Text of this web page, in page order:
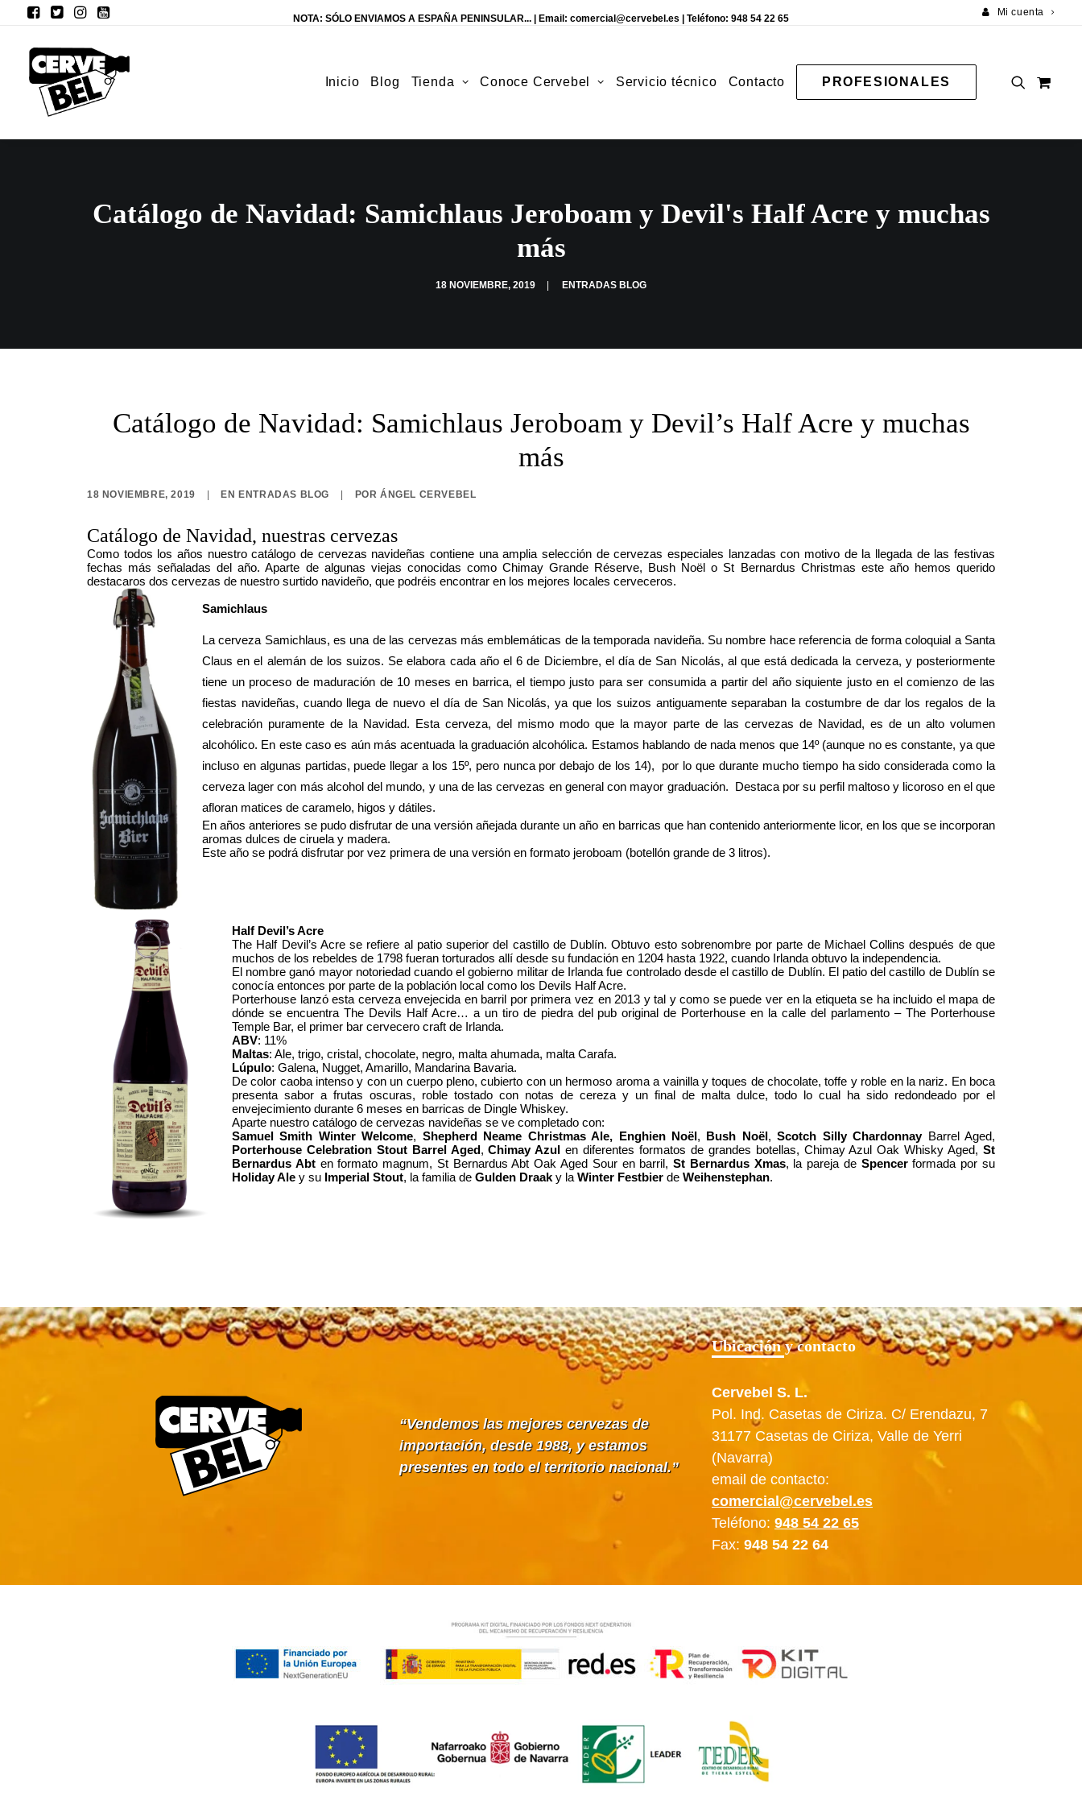
NOTA: SÓLO ENVIAMOS A ESPAÑA PENINSULAR... | Email: comercial@cervebel.es | Teléfono: 948 54 22 65
Mi cuenta
Inicio Blog Tienda Conoce Cervebel Servicio técnico Contacto PROFESIONALES
Catálogo de Navidad: Samichlaus Jeroboam y Devil's Half Acre y muchas
más
18 NOVIEMBRE, 2019 ENTRADAS BLOG
Catálogo de Navidad: Samichlaus Jeroboam y Devil’s Half Acre y muchas
más
18 NOVIEMBRE, 2019 EN ENTRADAS BLOG PORÁNGEL CERVEBEL
Catálogo de Navidad, nuestras cervezas
Como todos los años nuestro catálogo de cervezas navideñas contiene una amplia selección de cervezas especiales lanzadas con motivo de la llegada de las festivas
fechas más señaladas del año. Aparte de algunas viejas conocidas como Chimay Grande Réserve, Bush Noël o St Bernardus Christmas este año hemos querido
destacaros dos cervezas de nuestro surtido navideño, que podréis encontrar en los mejores locales cerveceros.
Samichlaus
La cerveza Samichlaus, es una de las cervezas más emblemáticas de la temporada navideña. Su nombre hace referencia de forma coloquial a Santa
Claus en el alemán de los suizos. Se elabora cada año el 6 de Diciembre, el día de San Nicolás, al que está dedicada la cerveza, y posteriormente
tiene un proceso de maduración de 10 meses en barrica, el tiempo justo para ser consumida a partir del año siquiente justo en el comienzo de las
fiestas navideñas, cuando llega de nuevo el día de San Nicolás, ya que los suizos antiguamente separaban la costumbre de dar los regalos de la
celebración puramente de la Navidad. Esta cerveza, del mismo modo que la mayor parte de las cervezas de Navidad, es de un alto volumen
alcohólico. En este caso es aún más acentuada la graduación alcohólica. Estamos hablando de nada menos que 14º (aunque no es constante, ya que
incluso en algunas partidas, puede llegar a los 15º, pero nunca por debajo de los 14), por lo que durante mucho tiempo ha sido considerada como la
cerveza lager con más alcohol del mundo, y una de las cervezas en general con mayor graduación. Destaca por su perfil maltoso y licoroso en el que
afloran matices de caramelo, higos y dátiles.
En años anteriores se pudo disfrutar de una versión añejada durante un año en barricas que han contenido anteriormente licor, en los que se incorporan
aromas dulces de ciruela y madera.
Este año se podrá disfrutar por vez primera de una versión en formato jeroboam (botellón grande de 3 litros).
Half Devil’s Acre
The Half Devil’s Acre se refiere al patio superior del castillo de Dublín. Obtuvo esto sobrenombre por parte de Michael Collins después de que
muchos de los rebeldes de 1798 fueran torturados allí desde su fundación en 1204 hasta 1922, cuando Irlanda obtuvo la independencia.
El nombre ganó mayor notoriedad cuando el gobierno militar de Irlanda fue controlado desde el castillo de Dublín. El patio del castillo de Dublín se
conocía entonces por parte de la población local como los Devils Half Acre.
Porterhouse lanzó esta cerveza envejecida en barril por primera vez en 2013 y tal y como se puede ver en la etiqueta se ha incluido el mapa de
dónde se encuentra The Devils Half Acre… a un tiro de piedra del pub original de Porterhouse en la calle del parlamento – The Porterhouse
Temple Bar, el primer bar cervecero craft de Irlanda.
ABV: 11%
Maltas: Ale, trigo, cristal, chocolate, negro, malta ahumada, malta Carafa.
Lúpulo: Galena, Nugget, Amarillo, Mandarina Bavaria.
De color caoba intenso y con un cuerpo pleno, cubierto con un hermoso aroma a vainilla y toques de chocolate, toffe y roble en la nariz. En boca
presenta sabor a frutas oscuras, roble tostado con notas de cereza y un final de malta dulce, todo lo cual ha sido redondeado por el
envejecimiento durante 6 meses en barricas de Dingle Whiskey.
Aparte nuestro catálogo de cervezas navideñas se ve completado con:
Samuel Smith Winter Welcome, Shepherd Neame Christmas Ale, Enghien Noël, Bush Noël,Scotch Silly ChardonnayBarrel Aged,
Porterhouse Celebration Stout Barrel Aged,Chimay Azul en diferentes formatos de grandes botellas, Chimay Azul Oak Whisky Aged,St
Bernardus Abt en formato magnum, St Bernardus Abt Oak Aged Sour en barril,St Bernardus Xmas, la pareja deSpencerformada por su
Holiday Ale y su Imperial Stout, la familia de Gulden Draak y la Winter Festbier de Weihenstephan.
Vendemos las mejores cervezas de
importación, desde 1988, y estamos
presentes en todo el territorio nacional.
Ubicación y contacto
Cervebel S. L.
Pol. Ind. Casetas de Ciriza. C/ Erendazu, 7
31177 Casetas de Ciriza, Valle de Yerri
(Navarra)
email de contacto:
comercial@cervebel.es
Teléfono: 948 54 22 65
Fax: 948 54 22 64